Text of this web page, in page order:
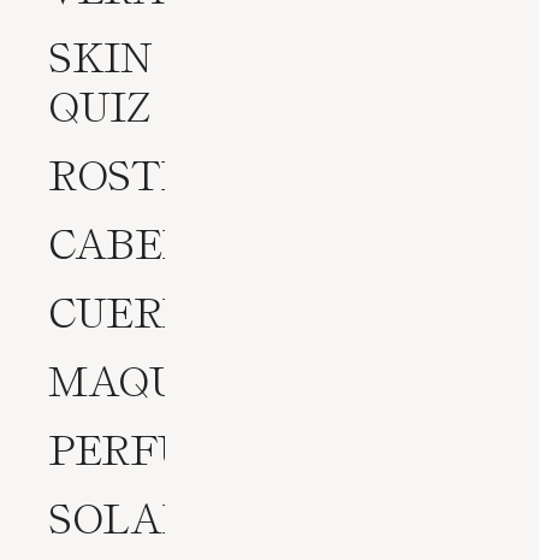
SKIN
QUIZ
ROSTRO
CABELLO
CUERPO
MAQUILLAJE
PERFUMES
SOLARES